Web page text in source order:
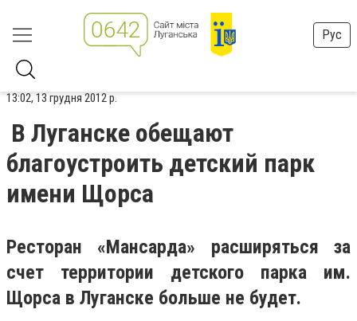
Рус
13:02, 13 грудня 2012 р.
В Луганске обещают
благоустроить детский парк
имени Щорса
Ресторан «Мансарда» расширяться за
счет территории детского парка им.
Щорса в Луганске больше не будет.